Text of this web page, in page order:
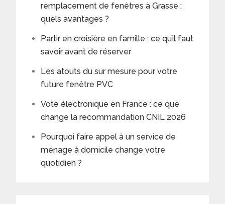
remplacement de fenêtres à Grasse :
quels avantages ?
Partir en croisière en famille : ce qu’il faut
savoir avant de réserver
Les atouts du sur mesure pour votre
future fenêtre PVC
Vote électronique en France : ce que
change la recommandation CNIL 2026
Pourquoi faire appel à un service de
ménage à domicile change votre
quotidien ?